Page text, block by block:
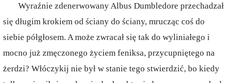
Wyraźnie zdenerwowany Albus Dumbledore przechadzał
się długim krokiem od ściany do ściany, mrucząc coś do
siebie półgłosem. A może zwracał się tak do wyliniałego i
mocno już zmęczonego życiem feniksa, przycupniętego na
żerdzi? Włóczykij nie był w stanie tego stwierdzić, bo kiedy